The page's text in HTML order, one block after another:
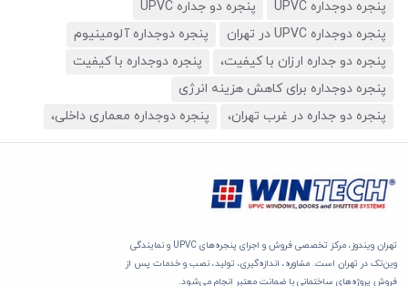
پنجره دوجداره UPVC
پنجره دو جداره UPVC
پنجره دوجداره UPVC در تهران
پنجره دوجداره آلومینیوم
پنجره دو جداره ارزان با کیفیت،
پنجره دوجداره با کیفیت
پنجره دوجداره برای کاهش هزینه انرژی
پنجره دو جداره در غرب تهران،
پنجره دوجداره معماری داخلی،
تهران ویندوز، مرکز تخصصی فروش و اجرای پنجره‌های UPVC و نمایندگی
وین‌تک در تهران است. مشاوره، اندازه‌گیری، تولید، نصب و خدمات پس از
فروش پروژه‌های ساختمانی با ضمانت معتبر انجام می‌شود.